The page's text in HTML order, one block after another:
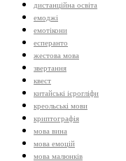
дистанційна освіта
емоджі
емотікони
есперанто
жестова мова
звертання
квест
китайські ієрогліфи
креольські мови
криптографія
мова вина
мова емоцій
мова малюнків